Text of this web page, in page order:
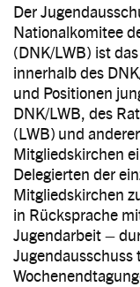
Der
Nationalkomitee
(DNK/LWB) ist
innerhalb des
und Positionen
DNK/LWB, des
(LWB) und
Mitgliedskirchen
Delegierten der
Mitgliedskirchen
in Rücksprache
Jugendarbeit –
Jugendausschuss